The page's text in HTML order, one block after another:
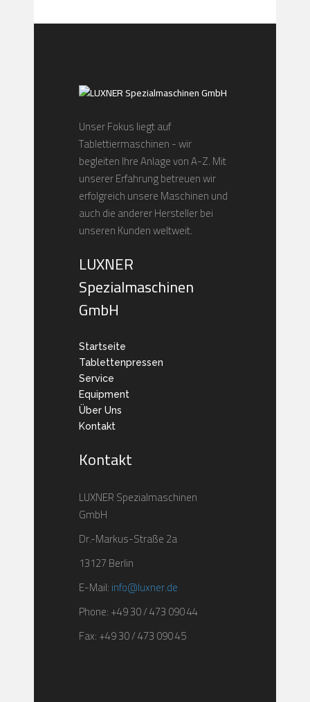
Unser Fokus liegt auf
Tablettiermaschinen - wir
begleiten Ihre Anlage von A-Z. Mit
unserer Erfahrung betreuen wir
erfolgreich unsere Maschinen und
auch die anderer Hersteller bei
unseren Kunden weltweit.
LUXNER
Spezialmaschinen
GmbH
Startseite
Tablettenpressen
Service
Equipment
Über Uns
Kontakt
Kontakt
LUXNER Spezialmaschinen
GmbH
Dr.-Markus-Straße 2a
13127 Berlin
E-Mail:info@luxner.de
Phone: +49 30 / 473 090 44
Fax: +49 30 / 473 090 45